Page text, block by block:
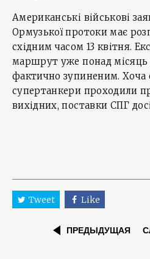
Американські військові
Ормузької протоки має
східним часом 13 квітня.
маршрут уже понад місяць
фактично зупиненим. Хоча
супертанкери проходили
вихідних, поставки СПГ
Tweet Like
ПРЕДЫДУЩАЯ